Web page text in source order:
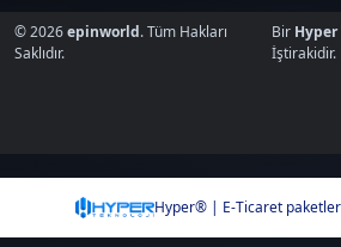
© 2026epinworld. Tüm Hakları
Saklıdır.
Bir
İştirakidir.
Hyper® | E-Ticaret paketleri